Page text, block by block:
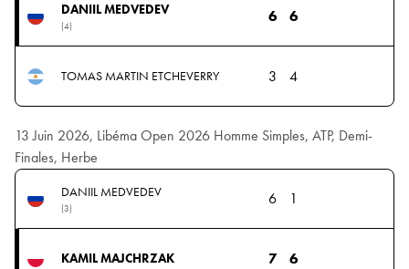
DANIIL MEDVEDEV
(4)
6 6
TOMAS MARTIN ETCHEVERRY 3 4
13 Juin 2026, Libéma Open 2026 Homme Simples, ATP, Demi-
Finales, Herbe
DANIIL MEDVEDEV
(3)
6 1
KAMIL MAJCHRZAK 7 6